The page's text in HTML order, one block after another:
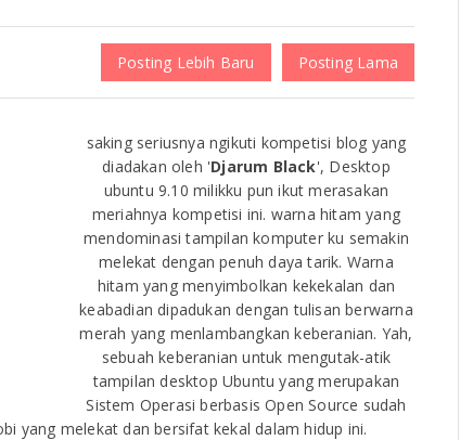
Posting Lebih Baru Posting Lama
saking seriusnya ngikuti kompetisi blog yang
diadakan oleh 'Djarum Black', Desktop
ubuntu 9.10 milikku pun ikut merasakan
meriahnya kompetisi ini. warna hitam yang
mendominasi tampilan komputer ku semakin
melekat dengan penuh daya tarik. Warna
hitam yang menyimbolkan kekekalan dan
keabadian dipadukan dengan tulisan berwarna
merah yang menlambangkan keberanian. Yah,
sebuah keberanian untuk mengutak-atik
tampilan desktop Ubuntu yang merupakan
Sistem Operasi berbasis Open Source sudah
yang melekat dan bersifat kekal dalam hidup ini.